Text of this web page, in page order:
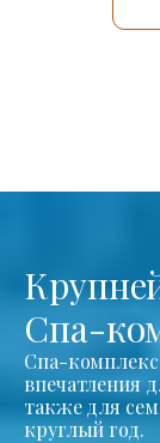
Спа-
Спа-комплекс
впечатления
также для
круглый год.